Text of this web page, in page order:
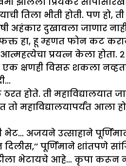
तिला भीती होती. पण हो,
दुखावला जाणार
हा, हू म्हणत फोन कट
प्रयत्न केला होता.
क्षणही विसरू शकला
होते. ती महाविद्यालयात
महाविद्यालयापर्यंत
भेट… अजयने उत्साहाने
पूर्णिमाने शांतपणे
भेटायचे आहे… कृपा करून